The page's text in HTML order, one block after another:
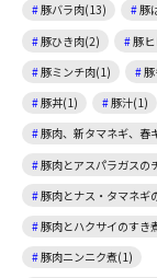
豚バラ肉(13)
豚
豚ひき肉(2)
豚
豚ミンチ肉(1)
豚丼(1)
豚汁(1)
豚肉、新タマネギ、春
豚肉とアスパラガスの
豚肉とナス・タマネギ
豚肉とハクサイのすき
豚肉ニンニク煮(1)